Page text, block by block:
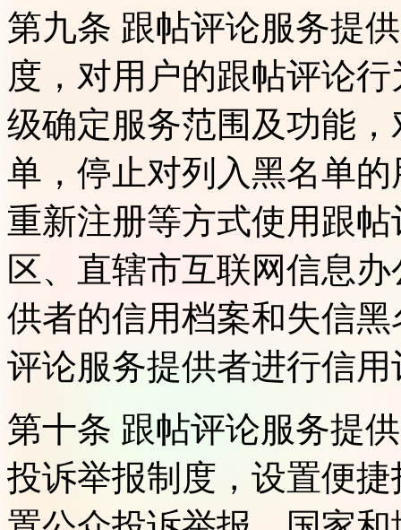
第九条 跟帖评论服务提
度，对用户的跟帖评论
级确定服务范围及功能
单，停止对列入黑名单
重新注册等方式使用跟
区、直辖市互联网信息
供者的信用档案和失信
评论服务提供者进行信用
第十条 跟帖评论服务提
投诉举报制度，设置便